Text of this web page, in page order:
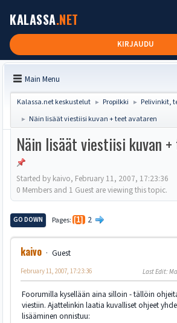
KALASSA.NET
KIRJAUDU
Main Menu
Kalassa.net keskustelut ► Propilkki ► Pelivinkit,
► Näin lisäät viestiisi kuvan + teet avataren
Näin lisäät viestiisi kuvan
Started by kaivo, February 11, 2007, 17:23:36
0 Members and 1 Guest are viewing this topic.
GO DOWN Pages 1 2
kaivo Guest
February 11, 2007, 17:23:36 Last Edit:
Foorumilla kysellään aina silloin - tällöin
viestiin. Ajattelinkin laatia kuvalliset ohjeet
lisääminen onnistuu: